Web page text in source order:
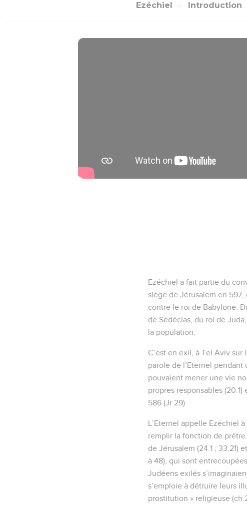
Ezéchiel Introduction
Ezéchiel a fait partie du
siège de Jérusalem en
contre le roi de Babylone.
de Sédécias, du roi de
la population.
C’est en exil, à Tel Aviv sur
parole de l’Eternel pendant
pouvaient mener une vie
propres responsables
586 (Jr 29).
L’Eternel appelle Ezéchiel
remplir la fonction de
de Jérusalem (24.1 ; 33.21)
à 48), qui sont
Judéens exilés
s’emploie à détruire leurs
prostitution » religieuse